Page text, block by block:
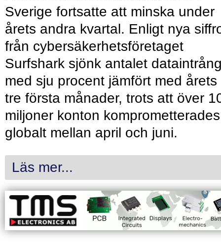
Sverige fortsatte att minska under
årets andra kvartal. Enligt nya
från cybersäkerhetsföretaget
Surfshark sjönk antalet
med sju procent jämfört med årets
tre första månader, trots att över
miljoner konton komprometterades
globalt mellan april och juni.
Läs mer...